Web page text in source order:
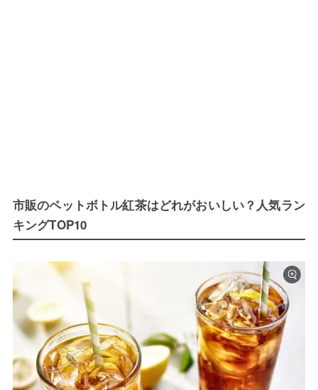
市販のペットボトル紅茶はどれがおいしい？人気ラン
キングTOP10